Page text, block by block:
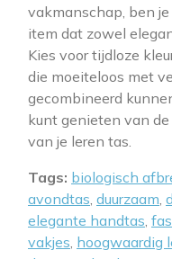
vakmanschap, ben
item dat zowel
Kies voor tijdloze
die moeiteloos met
gecombineerd
kunt genieten van
van je leren tas.
Tags: biologisch
avondtas, duurzaam,
elegante handtas,
vakjes, hoogwaardig